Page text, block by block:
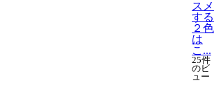
スメ
する
２色
は
こ...
25件
のビ
ュー